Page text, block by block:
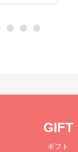
GIFT
ギフト